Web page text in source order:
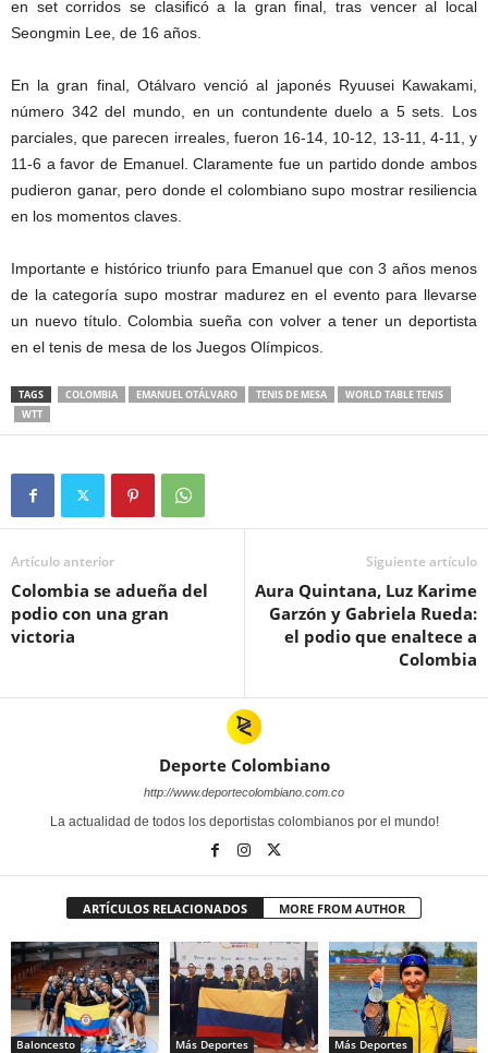
en set corridos se clasificó a la gran final, tras vencer al local
Seongmin Lee, de 16 años.
En la gran final, Otálvaro venció al japonés Ryuusei Kawakami,
número 342 del mundo, en un contundente duelo a 5 sets. Los
parciales, que parecen irreales, fueron 16-14, 10-12, 13-11, 4-11, y
11-6 a favor de Emanuel. Claramente fue un partido donde ambos
pudieron ganar, pero donde el colombiano supo mostrar resiliencia
en los momentos claves.
Importante e histórico triunfo para Emanuel que con 3 años menos
de la categoría supo mostrar madurez en el evento para llevarse
un nuevo título. Colombia sueña con volver a tener un deportista
en el tenis de mesa de los Juegos Olímpicos.
TAGS COLOMBIA EMANUEL OTÁLVARO TENIS DE MESA
WORLD TABLE TENIS
WTT
Artículo anterior
Colombia se adueña del
podio con una gran
victoria
Siguiente artículo
Aura Quintana, Luz Karime
Garzón y Gabriela Rueda:
el podio que enaltece a
Colombia
Deporte Colombiano
http://www.deportecolombiano.com.co
La actualidad de todos los deportistas colombianos por el mundo!
ARTÍCULOS RELACIONADOS MORE FROM AUTHOR
Baloncesto Más Deportes Más Deportes